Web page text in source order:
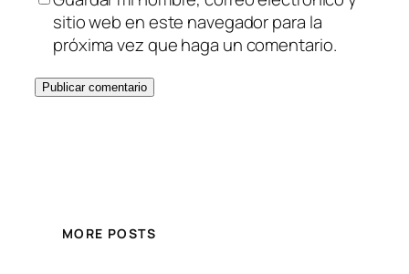
sitio web en este navegador para la
próxima vez que haga un comentario.
MORE POSTS